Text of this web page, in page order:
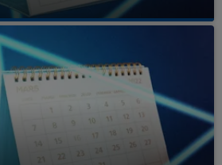
end dans les hauts-de-
les Ardennes ?